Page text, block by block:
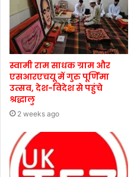
स्वामी राम साधक ग्राम और
एसआरएचयू में गुरु पूर्णिमा
उत्सव, देश-विदेश से पहुंचे
श्रद्धालु
2 weeks ago